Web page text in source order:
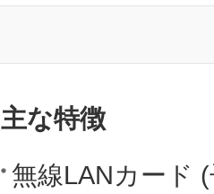
主な特徴
無線LANカード